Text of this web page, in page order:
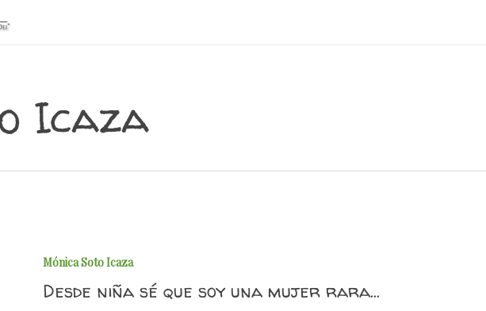
Icaza
Mónica Soto Icaza
Desde niña sé que soy una mujer rara…